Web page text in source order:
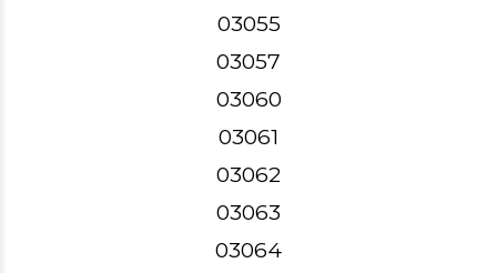
03055
03057
03060
03061
03062
03063
03064